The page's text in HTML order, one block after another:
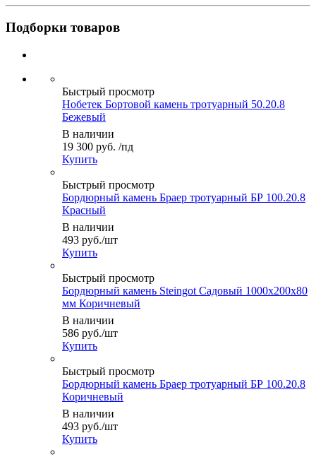
Подборки товаров
Быстрый просмотр
Нобетек Бортовой камень тротуарный 50.20.8
Бежевый
В наличии
19 300 руб. /пд
Купить
Быстрый просмотр
Бордюрный камень Браер тротуарный БР 100.20.8
Красный
В наличии
493 руб./шт
Купить
Быстрый просмотр
Бордюрный камень Steingot Садовый 1000х200х80
мм Коричневый
В наличии
586 руб./шт
Купить
Быстрый просмотр
Бордюрный камень Браер тротуарный БР 100.20.8
Коричневый
В наличии
493 руб./шт
Купить